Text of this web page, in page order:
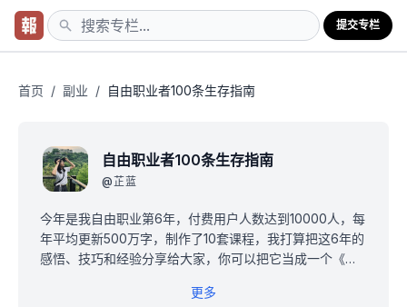
提交专栏
首页 / 副业 / 自由职业者100条生存指南
自由职业者100条生存指南
@芷蓝
今年是我自由职业第6年，付费用户人数达到10000人，每
年平均更新500万字，制作了10套课程，我打算把这6年的
感悟、技巧和经验分享给大家，你可以把它当成一个《自
这个手册包含自由职业者必须具备的10种赚钱能力，包含
更多